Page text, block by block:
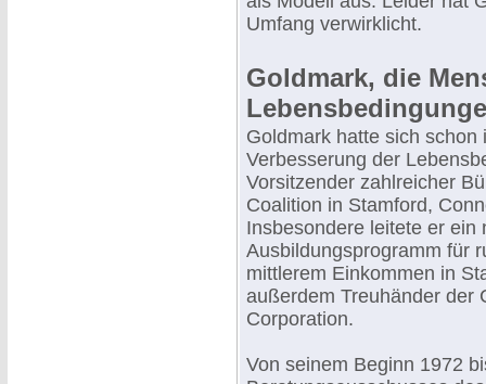
Umfang verwirklicht.
Goldmark, die
Goldmark hatte sich
Verbesserung der
Vorsitzender zahlreicher
Coalition in Stamford,
Insbesondere leitete er ein
Ausbildungsprogramm für
mittlerem Einkommen in
außerdem Treuhänder der
Corporation.
Von seinem Beginn 1972